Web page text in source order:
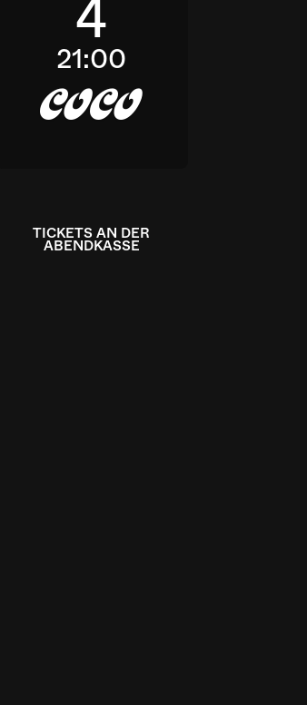
4
21:00
c
TICKETS AN DER
ABENDKASSE